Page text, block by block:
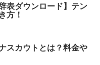
表ダウンロード】テン
方！
スカウトとは？料金や